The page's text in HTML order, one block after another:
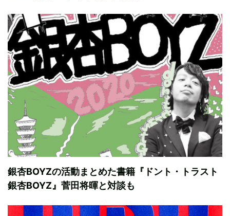
銀杏BOYZの活動まとめた書籍『ドント・トラスト
銀杏BOYZ』菅田将暉と対談も